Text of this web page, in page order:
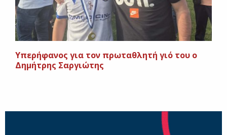
Υπερήφανος για τον πρωταθλητή γιό του ο
Δημήτρης Σαργιώτης